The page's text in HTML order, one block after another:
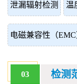
泄漏辐射检测 温
电磁兼容性（EMC
03 检测